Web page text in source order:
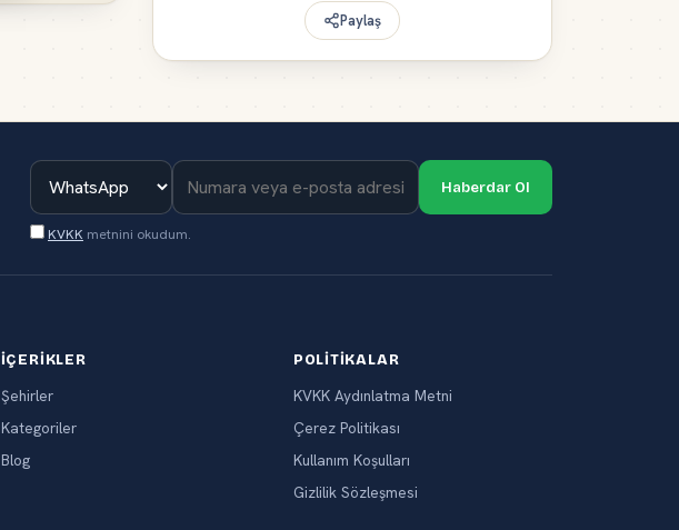
Paylaş
Haberdar Ol
KVKK metnini okudum.
İÇERIKLER
Şehirler
Kategoriler
Blog
POLITIKALAR
KVKK Aydınlatma Metni
Çerez Politikası
Kullanım Koşulları
Gizlilik Sözleşmesi